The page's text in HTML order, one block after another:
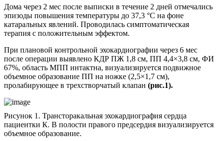
Дома через 2 мес после выписки в течение 2 дней отмечались
эпизоды повышения температуры до 37,3 °С на фоне
катаральных явлений. Проводилась симптоматическая
терапия с положительным эффектом.
При плановой контрольной эхокардиографии через 6 мес
после операции выявлено КДР ПЖ 1,8 см, ПП 4,4×3,8 см, ФИ
67%, область МПП интактна, визуализируется подвижное
объемное образование ПП на ножке (2,5×1,7 см),
пролабирующее в трехстворчатый клапан (рис.1).
Рисунок 1. Трансторакальная эхокардиография сердца
пациентки К. В полости правого предсердия визуализируется
объемное образование.